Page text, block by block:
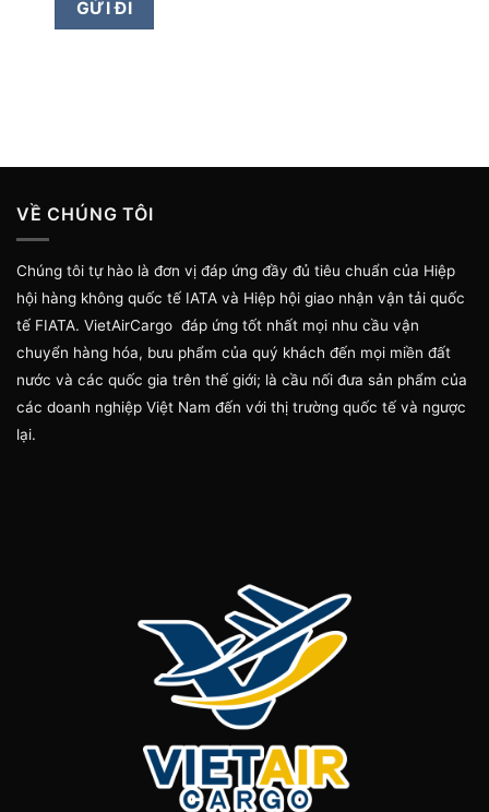
VỀ CHÚNG TÔI
Chúng tôi tự hào là đơn vị đáp ứng đầy đủ tiêu chuẩn của Hiệp
hội hàng không quốc tế IATA và Hiệp hội giao nhận vận tải quốc
tế FIATA. VietAirCargo đáp ứng tốt nhất mọi nhu cầu vận
chuyển hàng hóa, bưu phẩm của quý khách đến mọi miền đất
nước và các quốc gia trên thế giới; là cầu nối đưa sản phẩm của
các doanh nghiệp Việt Nam đến với thị trường quốc tế và ngược
lại.